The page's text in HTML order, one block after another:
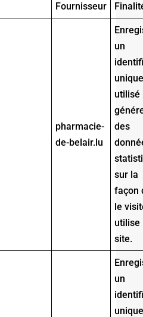
Fournisseur
pharmacie-
de-belair.lu
un
unique
utilisé
des
sur la
façon
le
utilise
site.
un
unique